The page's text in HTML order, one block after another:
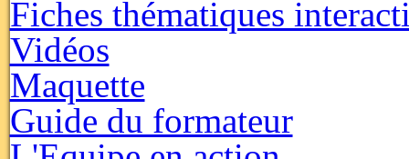
Fiches thématiques
Vidéos
Maquette
Guide du formateur